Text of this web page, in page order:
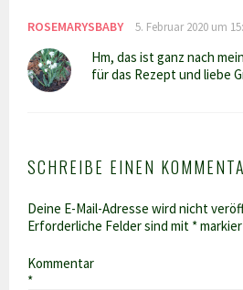
ROSEMARYSBABY 5. Februar 2020 um
Hm, das ist ganz nach
für das Rezept und liebe
SCHREIBE EINEN
Deine E-Mail-Adresse wird nicht
Erforderliche Felder sind mit *
Kommentar
*